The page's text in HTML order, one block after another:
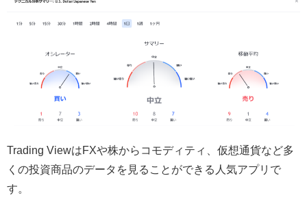
Trading ViewはFXや株からコモディティ、仮想通貨など多
くの投資商品のデータを見ることができる人気アプリで
す。